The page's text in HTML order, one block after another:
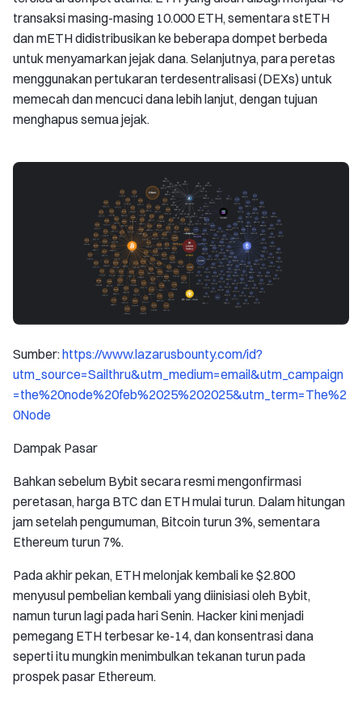
transaksi masing-masing 10.000 ETH, sementara stETH
dan mETH didistribusikan ke beberapa dompet berbeda
untuk menyamarkan jejak dana. Selanjutnya, para peretas
menggunakan pertukaran terdesentralisasi (DEXs) untuk
memecah dan mencuci dana lebih lanjut, dengan tujuan
menghapus semua jejak.
Sumber:https://www.lazarusbounty.com/id?
utm_source=Sailthru&utm_medium=email&utm_campaign
=the%20node%20feb%2025%202025&utm_term=The%2
0Node
Dampak Pasar
Bahkan sebelum Bybit secara resmi mengonfirmasi
peretasan, harga BTC dan ETH mulai turun. Dalam hitungan
jam setelah pengumuman, Bitcoin turun 3%, sementara
Ethereum turun 7%.
Pada akhir pekan, ETH melonjak kembali ke $2.800
menyusul pembelian kembali yang diinisiasi oleh Bybit,
namun turun lagi pada hari Senin. Hacker kini menjadi
pemegang ETH terbesar ke-14, dan konsentrasi dana
seperti itu mungkin menimbulkan tekanan turun pada
prospek pasar Ethereum.